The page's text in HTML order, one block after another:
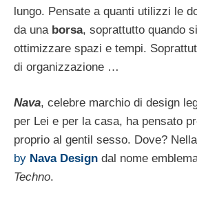
lungo. Pensate a quanti utilizzi le
da una borsa, soprattutto quando
ottimizzare spazi e tempi.
di organizzazione …
Nava, celebre marchio di design
per Lei e per la casa, ha pensato
proprio al gentil sesso. Dove?
by Nava Design dal nome
Techno.